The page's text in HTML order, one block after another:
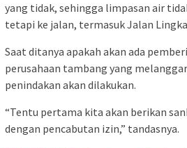
yang tidak, sehingga limpasan air
tetapi ke jalan, termasuk Jalan
Saat ditanya apakah akan ada
perusahaan tambang yang
penindakan akan dilakukan.
“Tentu pertama kita akan berikan
dengan pencabutan izin,” tandasnya.